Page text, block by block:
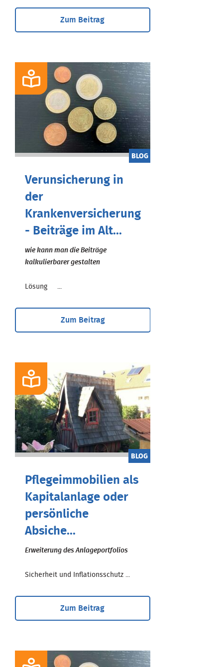
Zum Beitrag
BLOG
Verunsicherung in
der
Krankenversicherung
- Beiträge im Alt...
wie kann man die Beiträge
kalkulierbarer gestalten
Lösung ...
Zum Beitrag
BLOG
Pflegeimmobilien als
Kapitalanlage oder
persönliche
Absiche...
Erweiterung des Anlageportfolios
Sicherheit und Inflationsschutz ...
Zum Beitrag